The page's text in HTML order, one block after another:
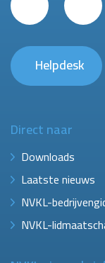
Helpdesk
Direct naar
Downloads
Laatste nieuws
NVKL-
NVKL-